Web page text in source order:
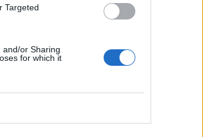
Targeted
and/or Sharing
for which it